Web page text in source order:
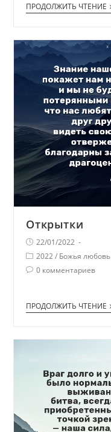
ПРОДОЛЖИТЬ ЧТЕНИЕ
Открытки
22/01/2022
2022 / Божья любовь
0 комментариев
ПРОДОЛЖИТЬ ЧТЕНИЕ